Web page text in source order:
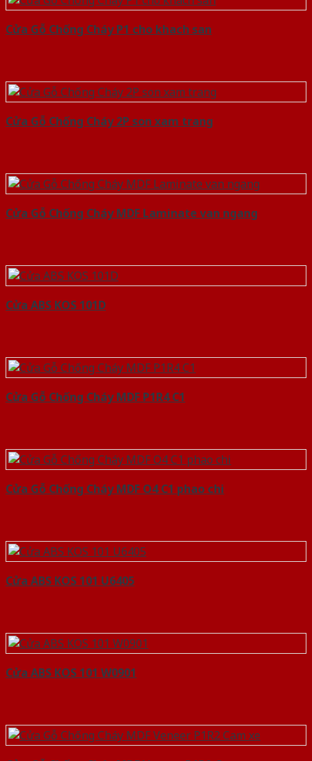
Cửa Gỗ Chống Cháy P1 cho khach san
Cửa Gỗ Chống Cháy 2P son xam trang
Cửa Gỗ Chống Cháy MDF Laminate van ngang
Cửa ABS KOS 101D
Cửa Gỗ Chống Cháy MDF P1R4 C1
Cửa Gỗ Chống Cháy MDF O4 C1 phao chi
Cửa ABS KOS 101 U6405
Cửa ABS KOS 101 W0901